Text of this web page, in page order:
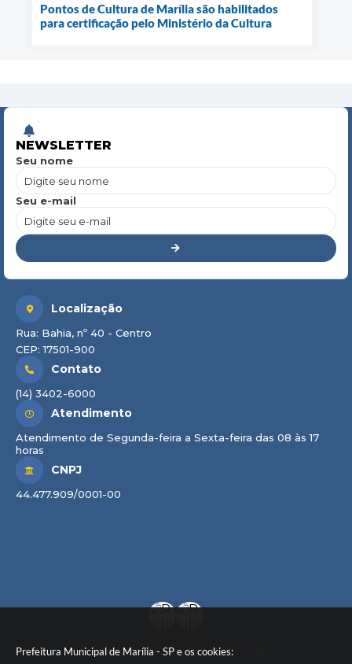
Prefeitura Municipal de Marília - SP e os cookies:
Pontos de Cultura de Marília são habilitados
para certificação pelo Ministério da Cultura
NEWSLETTER
Seu nome
Seu e-mail
Localização
Rua: Bahia, nº 40 - Centro
CEP: 17501-900
Contato
(14) 3402-6000
Atendimento
Atendimento de Segunda-feira a Sexta-feira das 08 às 17
horas
CNPJ
44.477.909/0001-00
Versão do Sistema: 3.5.3 - 19/06/2026